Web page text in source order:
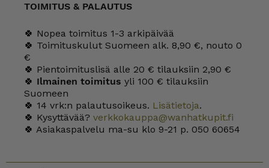
TOIMITUS & PALAUTUS
🍀 Nopea toimitus 1-3 arkipäivää
🍀 Toimituskulut Suomeen alk. 8,90 €, nouto 0
€
🍀 Pientoimituslisä alle 20 € tilauksiin 2,90 €
🍀 Ilmainen toimitus yli 100 € tilauksiin
Suomeen
🍀 14 vrk:n palautusoikeus. Lisätietoja.
🍀 Kysyttävää? verkkokauppa@wanhatkupit.fi
🍀 Asiakaspalvelu ma-su klo 9-21 p. 050 60654